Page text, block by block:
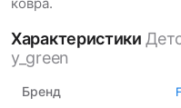
Характеристики
y_green
Бренд